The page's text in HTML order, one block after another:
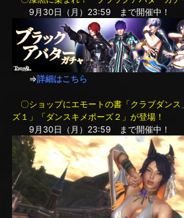
9月30日（月）23:59 まで開催中！
⇒詳細はこちら
〇ショップにエモートの書「クラブダン
ズ１」「ダンスキメポーズ２」が登場！
9月30日（月）23:59 まで開催中！